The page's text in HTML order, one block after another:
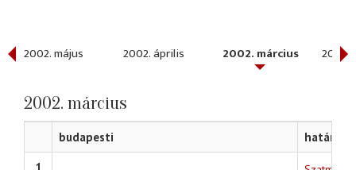
2002. május 2002. április 2002. március 2002.
2002. március
budapesti
határon